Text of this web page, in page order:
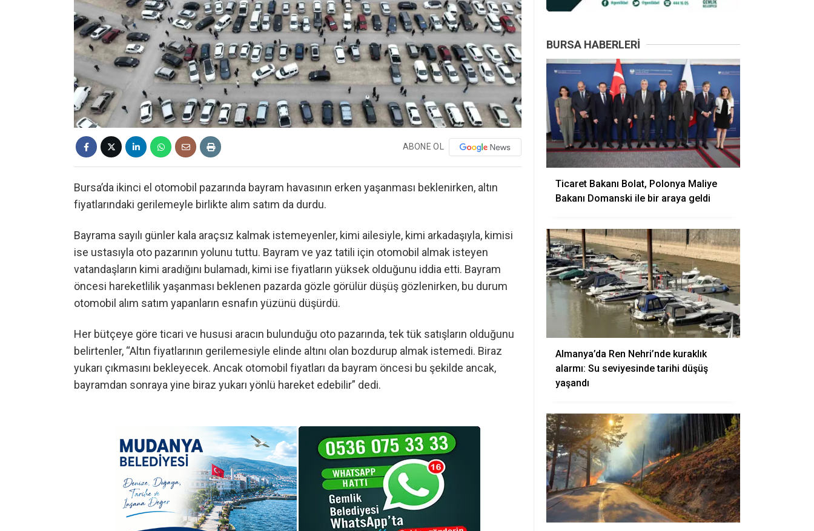
ABONE OL
Bursa’da ikinci el otomobil pazarında bayram havasının erken yaşanması beklenirken, altın
fiyatlarındaki gerilemeyle birlikte alım satım da durdu.
Bayrama sayılı günler kala araçsız kalmak istemeyenler, kimi ailesiyle, kimi arkadaşıyla, kimisi
ise ustasıyla oto pazarının yolunu tuttu. Bayram ve yaz tatili için otomobil almak isteyen
vatandaşların kimi aradığını bulamadı, kimi ise fiyatların yüksek olduğunu iddia etti. Bayram
öncesi hareketlilik yaşanması beklenen pazarda gözle görülür düşüş gözlenirken, bu durum
otomobil alım satım yapanların esnafın yüzünü düşürdü.
Her bütçeye göre ticari ve hususi aracın bulunduğu oto pazarında, tek tük satışların olduğunu
belirtenler, “Altın fiyatlarının gerilemesiyle elinde altını olan bozdurup almak istemedi. Biraz
yukarı çıkmasını bekleyecek. Ancak otomobil fiyatları da bayram öncesi bu şekilde ancak,
bayramdan sonraya yine biraz yukarı yönlü hareket edebilir” dedi.
BURSA HABERLERI
Ticaret Bakanı Bolat, Polonya Maliye
Bakanı Domanski ile bir araya geldi
Almanya’da Ren Nehri’nde kuraklık
alarmı: Su seviyesinde tarihi düşüş
yaşandı